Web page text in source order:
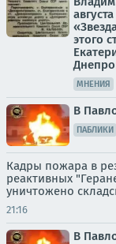
этого
МНЕНИЯ
В
ПАБЛИКИ
Кадры пожара в
реактивных
уничтожено
21:16
В